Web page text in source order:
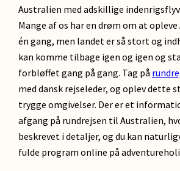
Australien med adskillige
Mange af os har en drøm om at
én gang, men landet er så stort og
kan komme tilbage igen og igen og
forbløffet gang på gang. Tag på
med dansk rejseleder, og oplev dette
trygge omgivelser. Der er et
afgang på rundrejsen til Australien,
beskrevet i detaljer, og du kan
fulde program online på